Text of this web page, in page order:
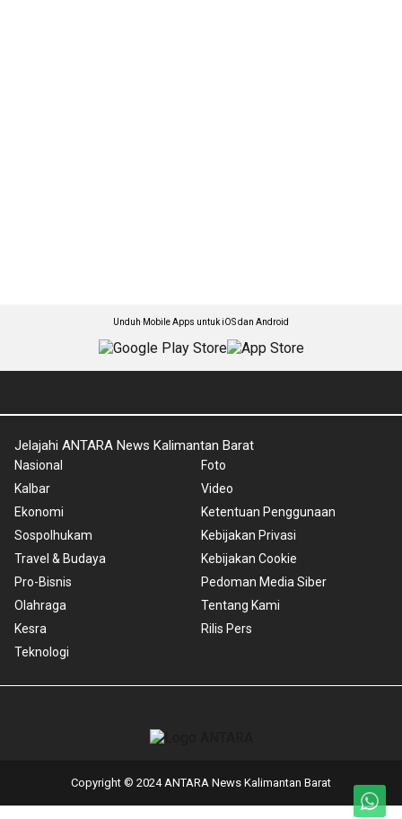
Unduh Mobile Apps untuk iOS dan Android
Jelajahi ANTARA News Kalimantan Barat
Nasional
Kalbar
Ekonomi
Sospolhukam
Travel & Budaya
Pro-Bisnis
Olahraga
Kesra
Teknologi
Foto
Video
Ketentuan Penggunaan
Kebijakan Privasi
Kebijakan Cookie
Pedoman Media Siber
Tentang Kami
Rilis Pers
Copyright © 2024 ANTARA News Kalimantan Barat